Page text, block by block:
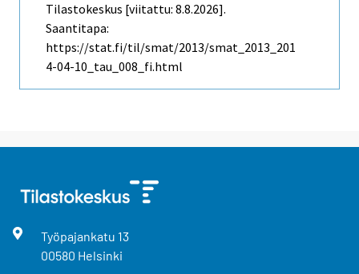
Tilastokeskus [viitattu: 8.8.2026].
Saantitapa:
https://stat.fi/til/smat/2013/smat_2013_201
4-04-10_tau_008_fi.html
Työpajankatu 13
00580 Helsinki